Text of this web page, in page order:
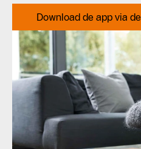
Download de app via